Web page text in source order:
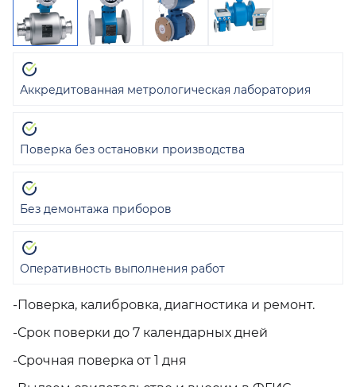
-Поверка, калибровка, диагностика и ремонт.
-Срок поверки до 7 календарных дней
-Срочная поверка от 1 дня
Аккредитованная метрологическая лаборатория
Поверка без остановки производства
Без демонтажа приборов
Оперативность выполнения работ